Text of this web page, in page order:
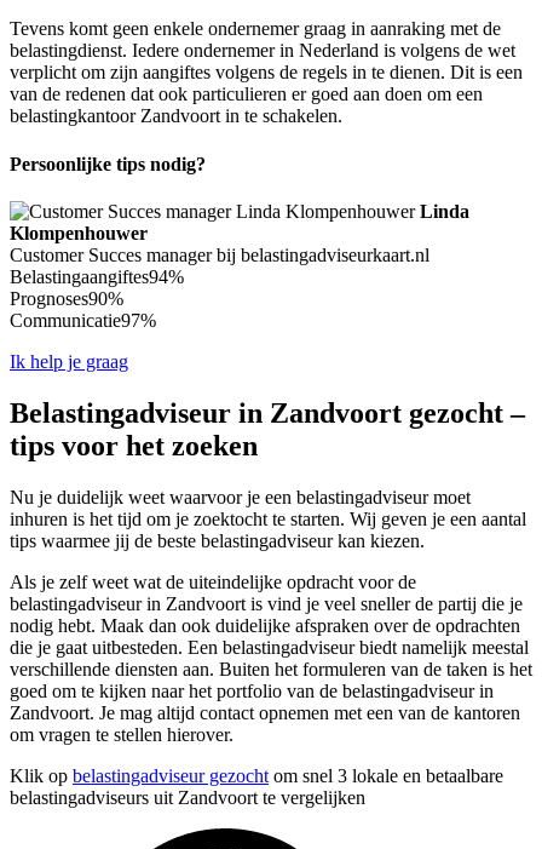
Tevens komt geen enkele ondernemer graag in aanraking met de
belastingdienst. Iedere ondernemer in Nederland is volgens de wet
verplicht om zijn aangiftes volgens de regels in te dienen. Dit is een
van de redenen dat ook particulieren er goed aan doen om een
belastingkantoor Zandvoort in te schakelen.
Persoonlijke tips nodig?
Linda
Klompenhouwer
Customer Succes manager bij belastingadviseurkaart.nl
Belastingaangiftes94%
Prognoses90%
Communicatie97%
Ik help je graag
Belastingadviseur in Zandvoort gezocht –
tips voor het zoeken
Nu je duidelijk weet waarvoor je een belastingadviseur moet
inhuren is het tijd om je zoektocht te starten. Wij geven je een aantal
tips waarmee jij de beste belastingadviseur kan kiezen.
Als je zelf weet wat de uiteindelijke opdracht voor de
belastingadviseur in Zandvoort is vind je veel sneller de partij die je
nodig hebt. Maak dan ook duidelijke afspraken over de opdrachten
die je gaat uitbesteden. Een belastingadviseur biedt namelijk meestal
verschillende diensten aan. Buiten het formuleren van de taken is het
goed om te kijken naar het portfolio van de belastingadviseur in
Zandvoort. Je mag altijd contact opnemen met een van de kantoren
om vragen te stellen hierover.
Klik op belastingadviseur gezocht om snel 3 lokale en betaalbare
belastingadviseurs uit Zandvoort te vergelijken